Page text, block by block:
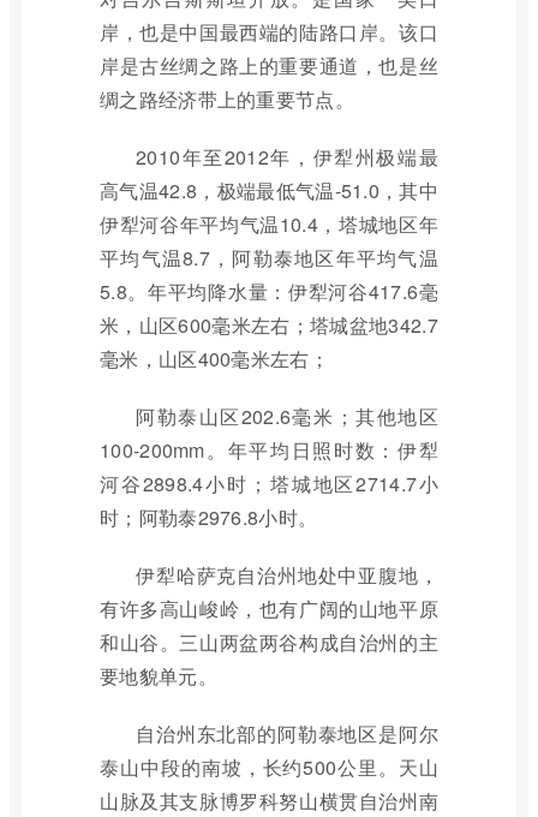
岸，也是中国最西端的陆路口岸。该口
岸是古丝绸之路上的重要通道，也是丝
绸之路经济带上的重要节点。
2010年至2012年，伊犁州极端最
高气温42.8，极端最低气温-51.0，其中
伊犁河谷年平均气温10.4，塔城地区年
平均气温8.7，阿勒泰地区年平均气温
5.8。年平均降水量：伊犁河谷417.6毫
米，山区600毫米左右；塔城盆地342.7
毫米，山区400毫米左右；
阿勒泰山区202.6毫米；其他地区
100-200mm。年平均日照时数：伊犁
河谷2898.4小时；塔城地区2714.7小
时；阿勒泰2976.8小时。
伊犁哈萨克自治州地处中亚腹地，
有许多高山峻岭，也有广阔的山地平原
和山谷。三山两盆两谷构成自治州的主
要地貌单元。
自治州东北部的阿勒泰地区是阿尔
泰山中段的南坡，长约500公里。天山
山脉及其支脉博罗科努山横贯自治州南